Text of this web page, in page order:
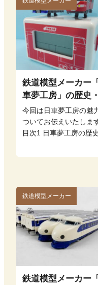
鉄道模型メーカー
車夢工房」の歴史
徴・魅力を徹底解
今回は日車夢工房の魅
ついてお伝えいたしま
目次1 日車夢工房の歴史
日車夢工房の特徴3 日
工房のファンを惹きつ
鉄道模型メーカー
鉄道模型メーカー